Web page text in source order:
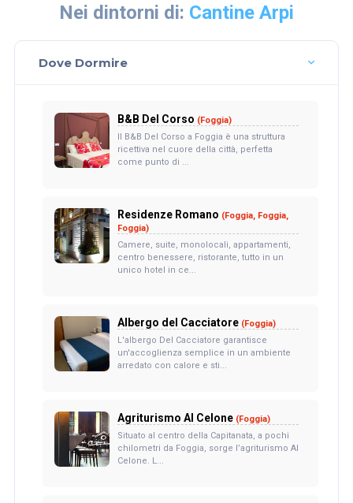
Nei dintorni di: Cantine Arpi
Dove Dormire
B&B Del Corso (Foggia)
Il B&B Del Corso a Foggia è una struttura
ricettiva nel cuore della città, perfetta
come punto di ...
Residenze Romano (Foggia, Foggia,
Foggia)
Camere, suite, monolocali, appartamenti,
centro benessere, ristorante, tutto in un
unico hotel in ce...
Albergo del Cacciatore (Foggia)
L'albergo Del Cacciatore garantisce
un'accoglienza semplice in un ambiente
arredato con calore e sti...
Agriturismo Al Celone (Foggia)
Situato al centro della Capitanata, a pochi
chilometri da Foggia, sorge l’agriturismo Al
Celone. L...